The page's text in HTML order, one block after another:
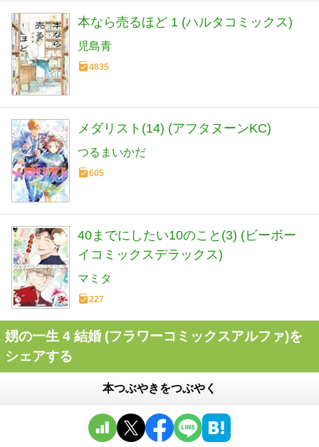
本なら売るほど 1 (ハルタコミックス)
児島青
4835
メダリスト(14) (アフタヌーンKC)
つるまいかだ
605
40までにしたい10のこと(3) (ビーボー
イコミックスデラックス)
マミタ
227
娚の一生 4 結婚 (フラワーコミックスアルファ)を
シェアする
本つぶやきをつぶやく